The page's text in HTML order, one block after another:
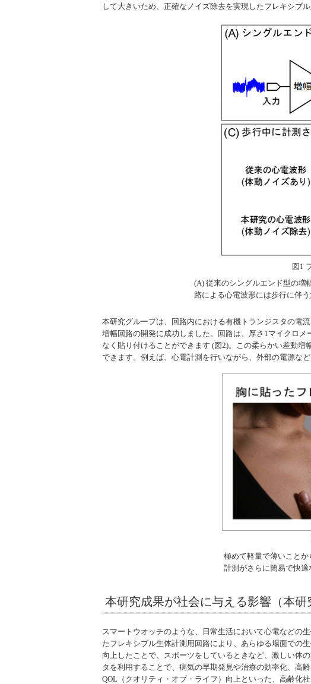
して大きいため、正確なノイズ除去を実現したフレキシブ
図1
(A) 従来のシングルエンド型の増
路による心電波形には歩行に伴
本研究グループは、回路内における有機トランジスタの電
増幅回路の開発に成功しました。回路は、厚さ1マイクロ
なく貼り付けることができます (図2)。この柔らかい差動
できます。例えば、心電計測を行いながら、外部の電源な
極めて軽量で薄いこと
計測がさらに簡易で快適
本研究成果が社会に与える影響（本研
スマートウオッチのような、日常生活において心電などの
たフレキシブル生体計測用回路により、あらゆる場面での
向上したことで、スポーツをしているときなど、激しい体
タを利用することで、病気の早期発見や治療の効率化、高
QOL（クオリティ・オブ・ライフ）向上といった、高齢化